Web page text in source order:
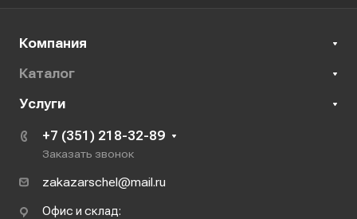
Компания
Каталог
Услуги
+7 (351) 218-32-89
Заказать звонок
zakazarschel@mail.ru
Офис и склад: